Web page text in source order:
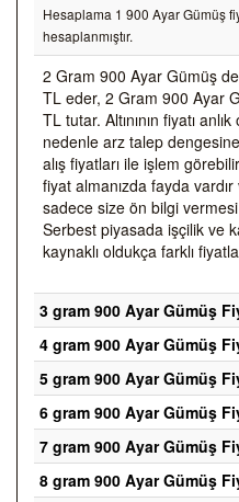
Hesaplama 1 900 Ayar Gümüş
hesaplanmıştır.
2 Gram 900 Ayar Gümüş
TL eder, 2 Gram 900 Ayar
TL tutar. Altınının fiyatı
nedenle arz talep
alış fiyatları ile işlem
fiyat almanızda fayda
sadece size ön bilgi vermesi
Serbest piyasada işçilik ve
kaynaklı oldukça farklı
3 gram 900 Ayar Gümüş
4 gram 900 Ayar Gümüş
5 gram 900 Ayar Gümüş
6 gram 900 Ayar Gümüş
7 gram 900 Ayar Gümüş
8 gram 900 Ayar Gümüş